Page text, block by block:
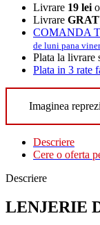
Livrare 19 lei
Livrare
COMANDA
de luni pana
Plata la livrare
Plata in 3 rate
Imaginea
Descriere
Cere o oferta
Descriere
LENJERIE